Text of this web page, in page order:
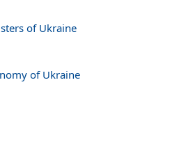
of Ukraine
of Ukraine